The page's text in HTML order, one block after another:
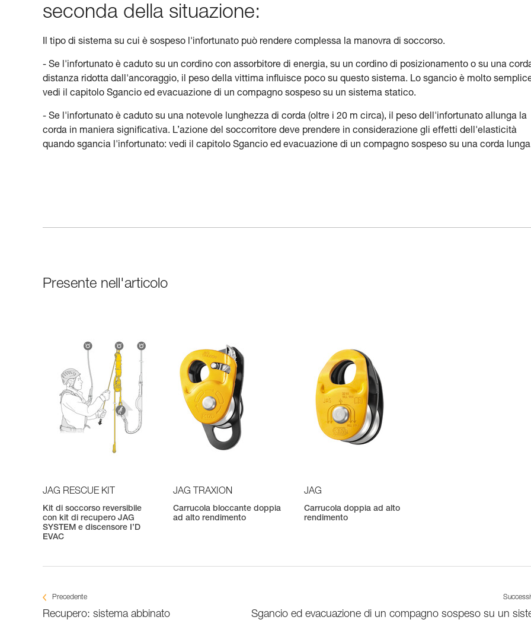
seconda della situazione:
Il tipo di sistema su cui è sospeso l'infortunato può rendere complessa la manovra di soccorso.
- Se l'infortunato è caduto su un cordino con assorbitore di energia, su un cordino di posizionamento o su una
distanza ridotta dall'ancoraggio, il peso della vittima influisce poco su questo sistema. Lo sgancio è molto
vedi il capitolo Sgancio ed evacuazione di un compagno sospeso su un sistema statico.
- Se l'infortunato è caduto su una notevole lunghezza di corda (oltre i 20 m circa), il peso dell'infortunato allunga la
corda in maniera significativa. L’azione del soccorritore deve prendere in considerazione gli effetti dell'elasticità
quando sgancia l'infortunato: vedi il capitolo Sgancio ed evacuazione di un compagno sospeso su una corda
Presente nell'articolo
JAG RESCUE KIT
Kit di soccorso reversibile
con kit di recupero JAG
SYSTEM e discensore I’D
EVAC
JAG TRAXION
Carrucola bloccante doppia
ad alto rendimento
JAG
Carrucola doppia ad alto
rendimento
Precedente
Recupero: sistema abbinato Sgancio ed evacuazione di un compagno sospeso su un